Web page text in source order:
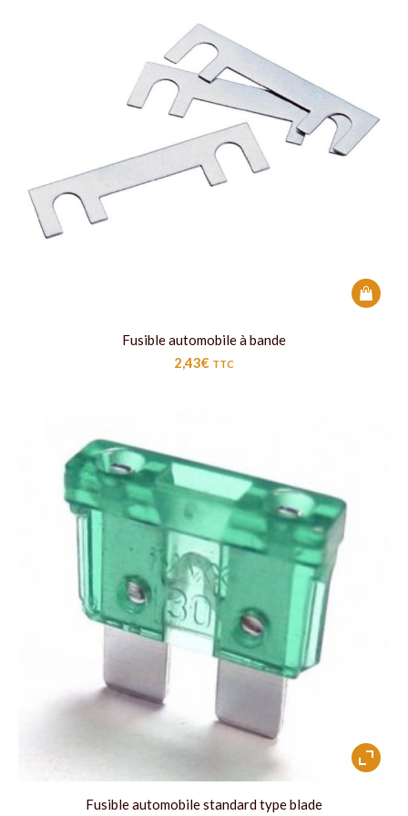
Fusible automobile à bande
2,43€ TTC
Ce
produit
Fusible automobile standard type blade